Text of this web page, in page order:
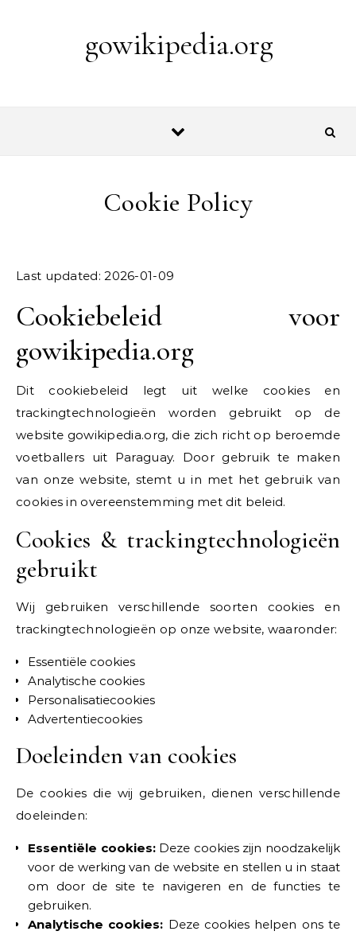
gowikipedia.org
Cookie Policy
Last updated: 2026-01-09
Cookiebeleid voor
gowikipedia.org
Dit cookiebeleid legt uit welke cookies en
trackingtechnologieën worden gebruikt op de
website gowikipedia.org, die zich richt op beroemde
voetballers uit Paraguay. Door gebruik te maken
van onze website, stemt u in met het gebruik van
cookies in overeenstemming met dit beleid.
Cookies & trackingtechnologieën
gebruikt
Wij gebruiken verschillende soorten cookies en
trackingtechnologieën op onze website, waaronder:
Essentiële cookies
Analytische cookies
Personalisatiecookies
Advertentiecookies
Doeleinden van cookies
De cookies die wij gebruiken, dienen verschillende
doeleinden:
Essentiële cookies:Deze cookies zijn noodzakelijk
voor de werking van de website en stellen u in staat
om door de site te navigeren en de functies te
gebruiken.
Analytische cookies: Deze cookies helpen ons te